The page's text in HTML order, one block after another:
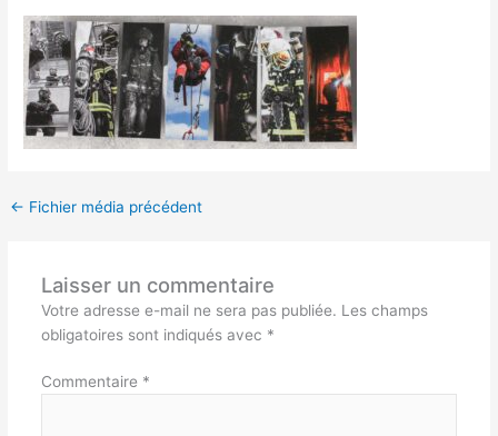
← Fichier média précédent
Laisser un commentaire
Votre adresse e-mail ne sera pas publiée. Les champs
obligatoires sont indiqués avec *
Commentaire *